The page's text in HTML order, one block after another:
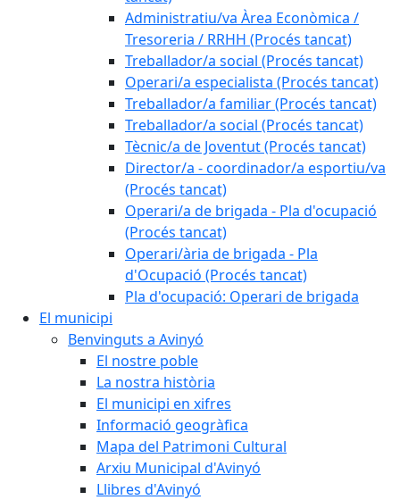
Administratiu/va Àrea Econòmica /
Tresoreria / RRHH (Procés tancat)
Treballador/a social (Procés tancat)
Operari/a especialista (Procés tancat)
Treballador/a familiar (Procés tancat)
Treballador/a social (Procés tancat)
Tècnic/a de Joventut (Procés tancat)
Director/a - coordinador/a esportiu/va
(Procés tancat)
Operari/a de brigada - Pla d'ocupació
(Procés tancat)
Operari/ària de brigada - Pla
d'Ocupació (Procés tancat)
Pla d'ocupació: Operari de brigada
El municipi
Benvinguts a Avinyó
El nostre poble
La nostra història
El municipi en xifres
Informació geogràfica
Mapa del Patrimoni Cultural
Arxiu Municipal d'Avinyó
Llibres d'Avinyó